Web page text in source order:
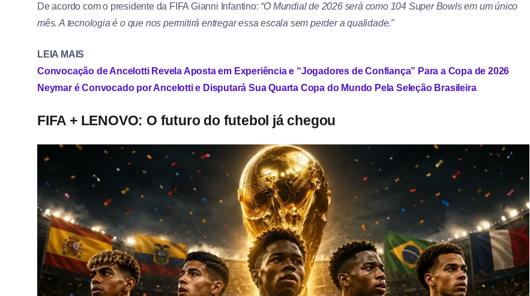
De acordo com o presidente da FIFA Gianni Infantino: “O Mundial de 2026 será como 104 Super Bowls em um único
mês. A tecnologia é o que nos permitirá entregar essa escala sem perder a qualidade.”
LEIA MAIS
Convocação de Ancelotti Revela Aposta em Experiência e “Jogadores de Confiança” Para a Copa de 2026
Neymar é Convocado por Ancelotti e Disputará Sua Quarta Copa do Mundo Pela Seleção Brasileira
FIFA + LENOVO: O futuro do futebol já chegou